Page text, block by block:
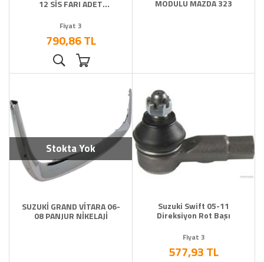
12 SİS FARI ADET
Fiyat 3
790,86 TL
MODULU MAZDA 323
Stokta Yok
SUZUKİ GRAND VİTARA 06-
08 PANJUR NİKELAJİ
Suzuki Swift 05-11
Direksiyon Rot Başı
Fiyat 3
577,93 TL